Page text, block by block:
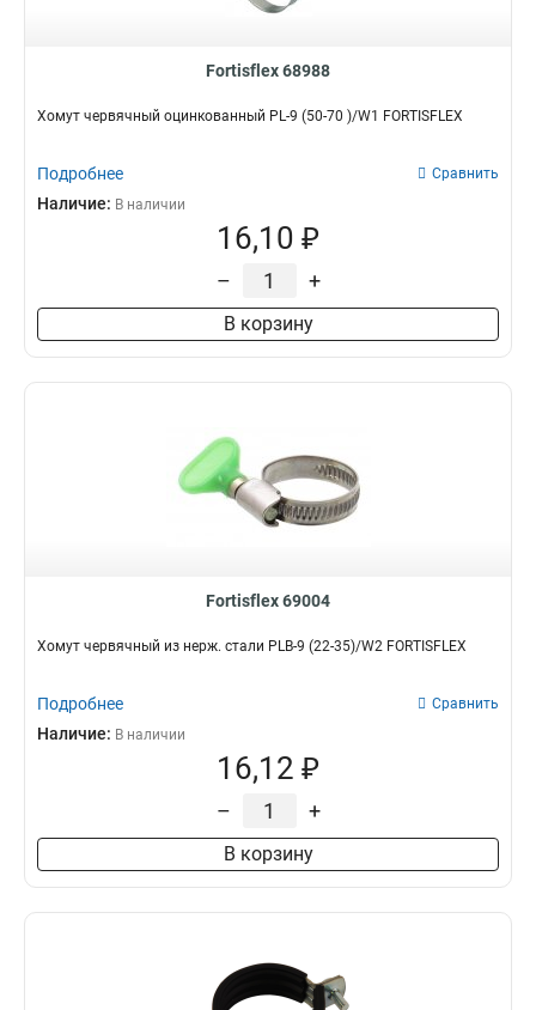
Fortisflex 68988
Хомут червячный оцинкованный PL-9 (50-70 )/W1 FORTISFLEX
Подробнее Сравнить
Наличие: В наличии
16,10 ₽
– +
В корзину
Fortisflex 69004
Хомут червячный из нерж. стали PLB-9 (22-35)/W2 FORTISFLEX
Подробнее Сравнить
Наличие: В наличии
16,12 ₽
– +
В корзину